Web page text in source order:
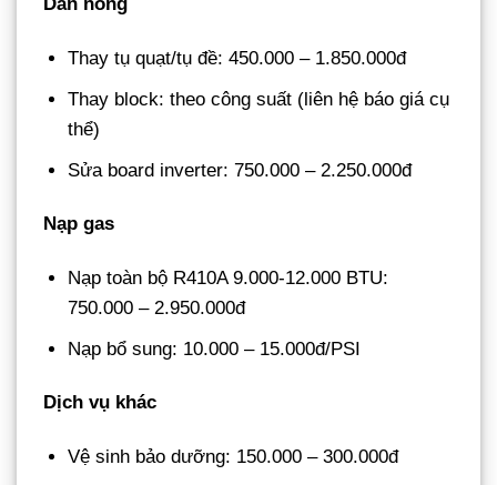
Thay tụ quạt/tụ đề: 450.000 – 1.850.000đ
Thay block: theo công suất (liên hệ báo giá cụ
thể)
Sửa board inverter: 750.000 – 2.250.000đ
Nạp gas
Nạp toàn bộ R410A 9.000-12.000 BTU:
750.000 – 2.950.000đ
Nạp bổ sung: 10.000 – 15.000đ/PSI
Dịch vụ khác
Vệ sinh bảo dưỡng: 150.000 – 300.000đ